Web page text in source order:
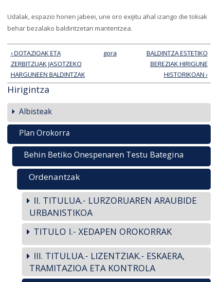
Udalak, espazio horien jabeei, une oro exijitu ahal izango die tokiak
behar bezalako baldintzetan mantentzea.
‹ DOTAZIOAK ETA
ZERBITZUAK JASOTZEKO
HARGUNEEN BALDINTZAK
gora
BALDINTZA ESTETIKO
BEREZIAK HIRIGUNE
HISTORIKOAN ›
Hirigintza
Albisteak
Plan Orokorra
Behin Betiko Onespenaren Testu Bategina
Ordenantzak
II. TITULUA.- LURZORUAREN ARAUBIDE
URBANISTIKOA
TITULO I.- XEDAPEN OROKORRAK
III. TITULUA.- LIZENTZIAK.- ESKAERA,
TRAMITAZIOA ETA KONTROLA